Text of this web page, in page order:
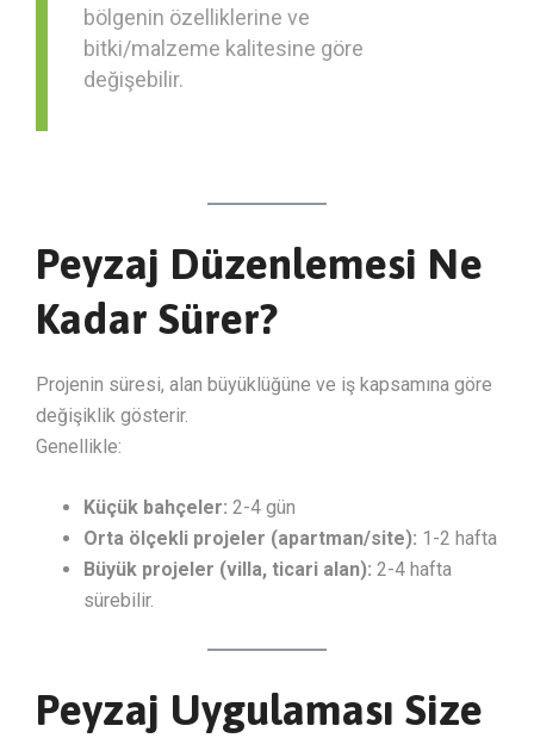
bölgenin özelliklerine ve
bitki/malzeme kalitesine göre
değişebilir.
Peyzaj Düzenlemesi Ne
Kadar Sürer?
Projenin süresi, alan büyüklüğüne ve iş kapsamına göre
değişiklik gösterir.
Genellikle:
Küçük bahçeler: 2-4 gün
Orta ölçekli projeler (apartman/site): 1-2 hafta
Büyük projeler (villa, ticari alan): 2-4 hafta
sürebilir.
Peyzaj Uygulaması Size